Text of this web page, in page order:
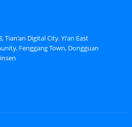
Tian'an Digital City. Yi'an East
Fenggang Town, Dongguan